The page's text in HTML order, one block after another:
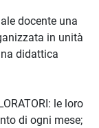
docente una
in unità
didattica
le loro
di ogni mese;